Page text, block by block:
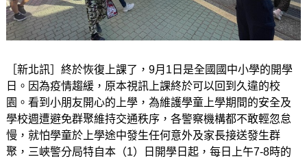
［新北訊］終於恢復上課了，9月1日是全國國中小學的開學
日。因為疫情趨緩，原本視訊上課終於可以回到久違的校
園。看到小朋友開心的上學，為維護學童上學期間的安全及
學校週遭避免群聚維持交通秩序，各警察機構都不敢輕忽怠
慢，就怕學童於上學途中發生任何意外及家長接送發生群
聚，三峽警分局特自本（1）日開學日起，每日上午7-8時的